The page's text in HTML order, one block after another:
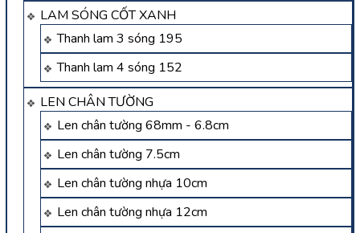
LAM SÓNG CỐT XANH
Thanh lam 3 sóng 195
Thanh lam 4 sóng 152
LEN CHÂN TƯỜNG
Len chân tường 68mm - 6.8cm
Len chân tường 7.5cm
Len chân tường nhựa 10cm
Len chân tường nhựa 12cm